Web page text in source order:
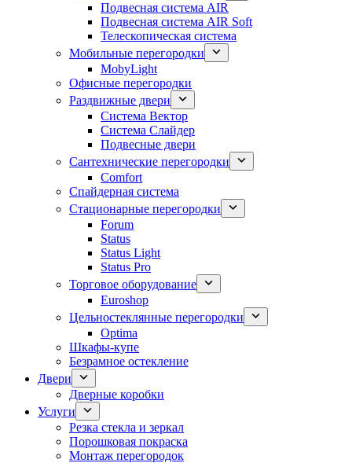
Подвесная система AIR
Подвесная система AIR Soft
Телескопическая система
Мобильные перегородки
MobyLight
Офисные перегородки
Раздвижные двери
Система Вектор
Система Слайдер
Подвесные двери
Сантехнические перегородки
Comfort
Спайдерная система
Стационарные перегородки
Forum
Status
Status Light
Status Pro
Торговое оборудование
Euroshop
Цельностеклянные перегородки
Optima
Шкафы-купе
Безрамное остекление
Двери
Дверные коробки
Услуги
Резка стекла и зеркал
Порошковая покраска
Монтаж перегородок